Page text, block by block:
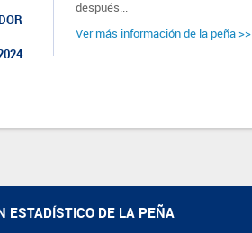
después...
Ver más información de la peña >>
ESTADÍSTICO DE LA PEÑA